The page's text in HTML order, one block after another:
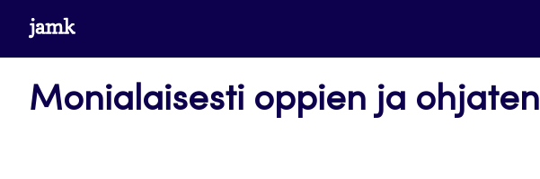
Siirrywww.jamk.fi
Monialaisesti oppien ja ohjaten